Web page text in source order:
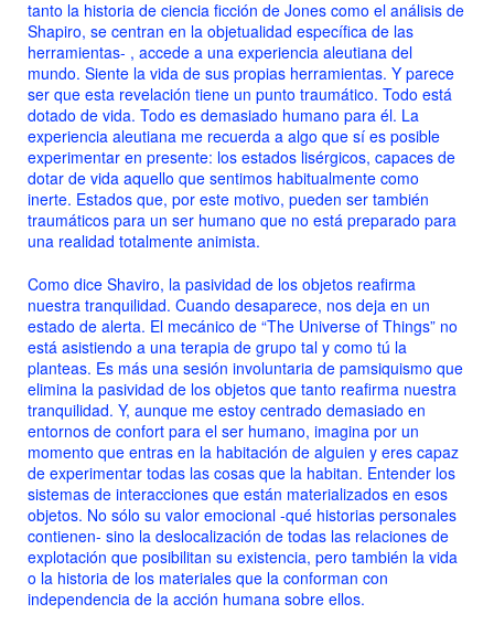
tanto la historia de ciencia ficción de Jones como el análisis de
Shapiro, se centran en la objetualidad específica de las
herramientas- , accede a una experiencia aleutiana del
mundo. Siente la vida de sus propias herramientas. Y parece
ser que esta revelación tiene un punto traumático. Todo está
dotado de vida. Todo es demasiado humano para él. La
experiencia aleutiana me recuerda a algo que sí es posible
experimentar en presente: los estados lisérgicos, capaces de
dotar de vida aquello que sentimos habitualmente como
inerte. Estados que, por este motivo, pueden ser también
traumáticos para un ser humano que no está preparado para
una realidad totalmente animista.
Como dice Shaviro, la pasividad de los objetos reafirma
nuestra tranquilidad. Cuando desaparece, nos deja en un
estado de alerta. El mecánico de “The Universe of Things” no
está asistiendo a una terapia de grupo tal y como tú la
planteas. Es más una sesión involuntaria de pamsiquismo que
elimina la pasividad de los objetos que tanto reafirma nuestra
tranquilidad. Y, aunque me estoy centrado demasiado en
entornos de confort para el ser humano, imagina por un
momento que entras en la habitación de alguien y eres capaz
de experimentar todas las cosas que la habitan. Entender los
sistemas de interacciones que están materializados en esos
objetos. No sólo su valor emocional -qué historias personales
contienen- sino la deslocalización de todas las relaciones de
explotación que posibilitan su existencia, pero también la vida
o la historia de los materiales que la conforman con
independencia de la acción humana sobre ellos.